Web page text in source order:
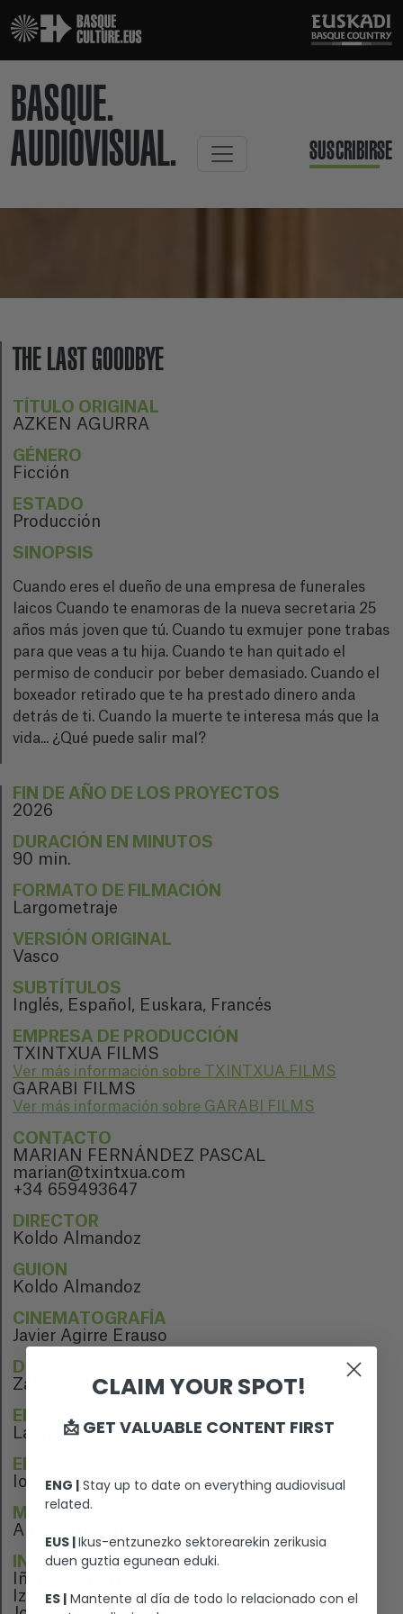
BASQUE.
AUDIOVISUAL.
SUSCRIBIRSE
THE LAST GOODBYE
TÍTULO ORIGINAL
AZKEN AGURRA
GÉNERO
Ficción
ESTADO
Producción
SINOPSIS
Cuando eres el dueño de una empresa de funerales
laicos Cuando te enamoras de la nueva secretaria 25
años más joven que tú. Cuando tu exmujer pone trabas
para que veas a tu hija. Cuando te han quitado el
permiso de conducir por beber demasiado. Cuando el
boxeador retirado que te ha prestado dinero anda
detrás de ti. Cuando la muerte te interesa más que la
vida... ¿Qué puede salir mal?
FIN DE AÑO DE LOS PROYECTOS
2026
DURACIÓN EN MINUTOS
90 min.
FORMATO DE FILMACIÓN
Largometraje
VERSIÓN ORIGINAL
Vasco
SUBTÍTULOS
Inglés, Español, Euskara, Francés
EMPRESA DE PRODUCCIÓN
TXINTXUA FILMS
Ver más información sobre TXINTXUA FILMS
GARABI FILMS
Ver más información sobre GARABI FILMS
CONTACTO
MARIAN FERNÁNDEZ PASCAL
marian@txintxua.com
+34 659493647
DIRECTOR
Koldo Almandoz
GUION
Koldo Almandoz
CINEMATOGRAFÍA
Javier Agirre Erauso
DIRECCIÓN ARTÍSTICA
Zaloa Ziluaga
EDICIÓN
Laurent Dufreche
EDICIÓN DE SONIDO
Iosu Gonzalez
MÚSICA
Aitor Etxebarria
INTÉRPRETES
Iñigo Azpitarte
Izaro Nieto
CLAIM YOUR SPOT!
📩 GET VALUABLE CONTENT FIRST
ENG | Stay up to date on everything audiovisual
related.
EUS |Ikus-entzunezko sektorearekin zerikusia
duen guztia egunean eduki.
ES | Mantente al día de todo lo relacionado con el